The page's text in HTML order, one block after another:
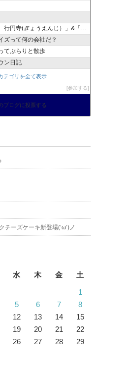
寺(ぎょうえんじ）」&「その名も、明くん」
ズって何の会社だ？
てぶらりと散歩
ン日記
テゴリを全て表示
参加する
ブログに投票する
チーズケーキ新登場(‘ω’)ノ
水 木 金 土
1
5 6 7
8
12 13 14
15
19 20 21
22
26 27 28
29